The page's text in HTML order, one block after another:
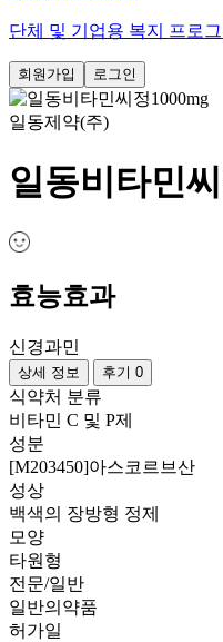
단체 및 기업용 복지 프로
회원가입 로그인
일동제약(주)
일동비타민
효능효과
신경과민
상세 정보 후기 0
식약처 분류
비타민 C 및 P제
성분
[M203450]아스코르브산
성상
백색의 장방형 정제
모양
타원형
전문/일반
일반의약품
허가일